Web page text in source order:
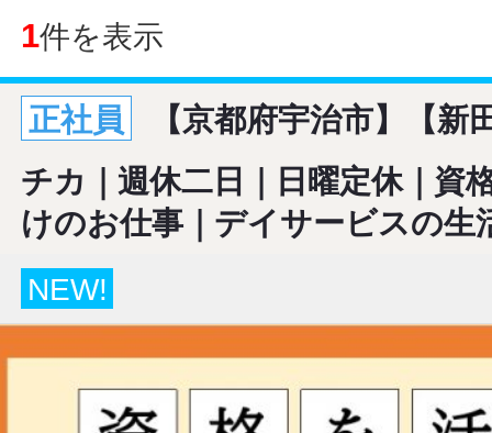
1件を表示
正社員
【京都府宇治市】【新
チカ｜週休二日｜日曜定休｜資
けのお仕事｜デイサービスの生
NEW!